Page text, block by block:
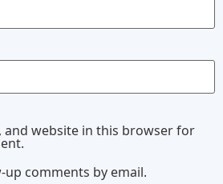
and website in this browser for
comments by email.